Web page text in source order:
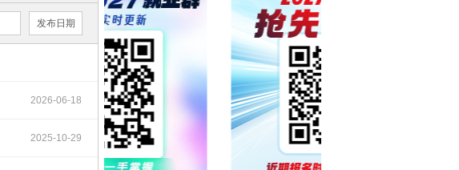
发布日期
2026-06-18
15:22:57
2025-10-29